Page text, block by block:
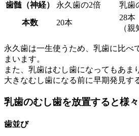
歯髄（神経） 永久歯の2倍 乳歯
本数 20本
28本
（
永久歯は一生使うため、乳歯に比べ
まいます。
また、乳歯はむし歯になってもあま
大きなむし歯になる前に早期発見す
乳歯のむし歯を放置すると様
歯並び